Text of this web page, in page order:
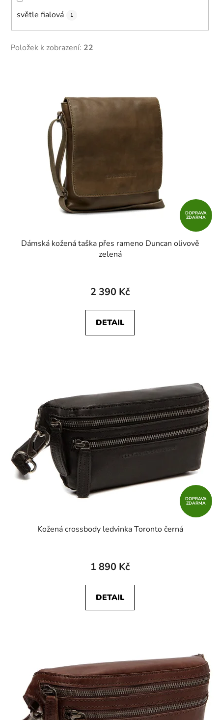
světle fialová 1
Položek k zobrazení: 22
DOPRAVA
ZDARMA
Dámská kožená taška přes rameno Duncan olivově
zelená
2 390 Kč
DETAIL
DOPRAVA
ZDARMA
Kožená crossbody ledvinka Toronto černá
1 890 Kč
DETAIL